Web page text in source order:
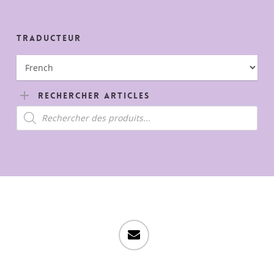
Traducteur
Rechercher Articles
Recherche
de
produits
email